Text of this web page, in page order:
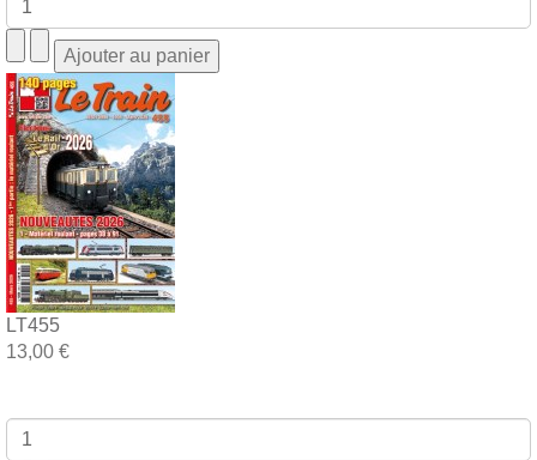
LT455
13,00 €